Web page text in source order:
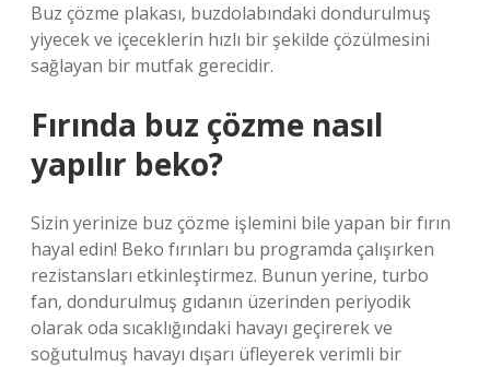
Buz çözme plakası, buzdolabındaki dondurulmuş
yiyecek ve içeceklerin hızlı bir şekilde çözülmesini
sağlayan bir mutfak gerecidir.
Fırında buz çözme nasıl
yapılır beko?
Sizin yerinize buz çözme işlemini bile yapan bir fırın
hayal edin! Beko fırınları bu programda çalışırken
rezistansları etkinleştirmez. Bunun yerine, turbo
fan, dondurulmuş gıdanın üzerinden periyodik
olarak oda sıcaklığındaki havayı geçirerek ve
soğutulmuş havayı dışarı üfleyerek verimli bir